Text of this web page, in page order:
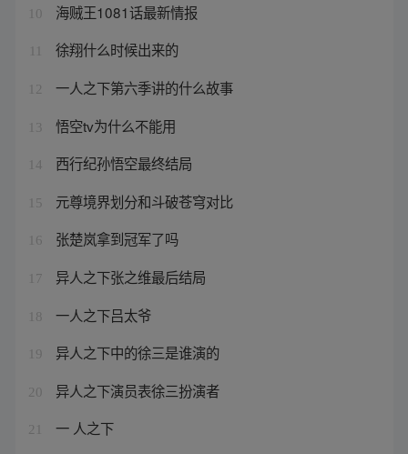
10 海贼王1081话最新情报
徐翔什么时候出来的
12 一人之下第六季讲的什么故事
13 悟空tv为什么不能用
14 西行纪孙悟空最终结局
15 元尊境界划分和斗破苍穹对比
16 张楚岚拿到冠军了吗
17 异人之下张之维最后结局
18 一人之下吕太爷
19 异人之下中的徐三是谁演的
20 异人之下演员表徐三扮演者
21 一 人之下